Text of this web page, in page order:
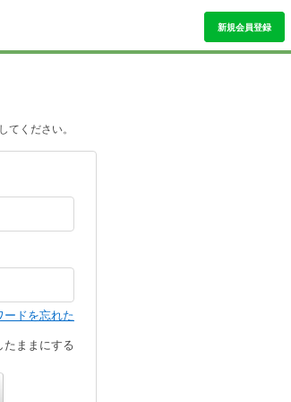
新規会員登録
てください。
ードを忘れた
たままにする